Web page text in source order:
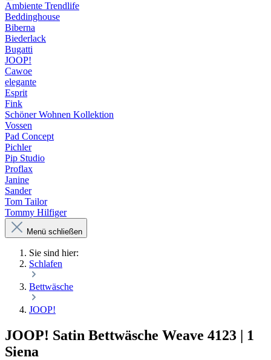
Ambiente Trendlife
Beddinghouse
Biberna
Biederlack
Bugatti
JOOP!
Cawoe
elegante
Esprit
Fink
Schöner Wohnen Kollektion
Vossen
Pad Concept
Pichler
Pip Studio
Proflax
Janine
Sander
Tom Tailor
Tommy Hilfiger
Menü schließen
Sie sind hier:
Schlafen
Bettwäsche
JOOP!
JOOP! Satin Bettwäsche Weave 4123 | 1
Siena